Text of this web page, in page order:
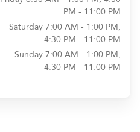
PM - 11:00 PM
Saturday7:00 AM - 1:00 PM,
4:30 PM - 11:00 PM
Sunday7:00 AM - 1:00 PM,
4:30 PM - 11:00 PM